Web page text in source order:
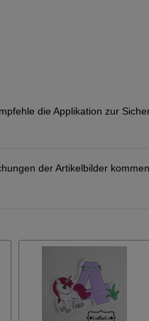
die Applikation zur
der Artikelbilder kommen